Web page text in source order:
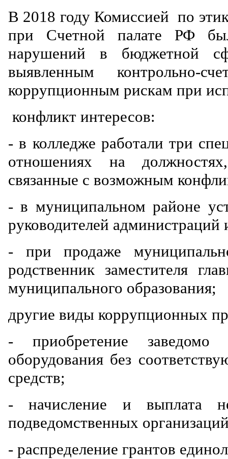
В 2018 году Комиссией по
при Счетной палате РФ
нарушений в бюджетной
выявленным контрольно-
коррупционным рискам при
конфликт интересов:
- в колледже работали три
отношениях на
связанные с возможным
- в муниципальном районе
руководителей
- при продаже
родственник заместителя
муниципального образования;
другие виды коррупционных
- приобретение заведомо
оборудования без
средств;
- начисление и выплата
подведомственных
- распределение грантов